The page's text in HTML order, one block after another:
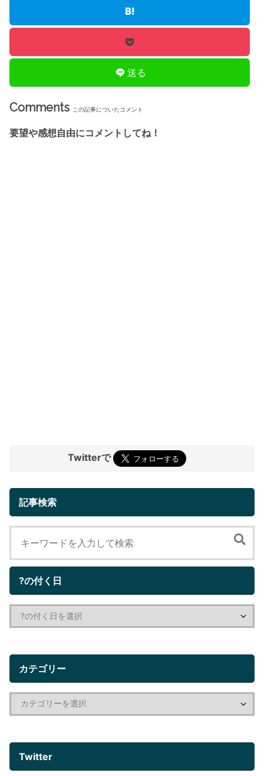
送る
Comments この記事についたコメント
要望や感想自由にコメントしてね！
Twitterで
記事検索
?の付く日
カテゴリー
Twitter